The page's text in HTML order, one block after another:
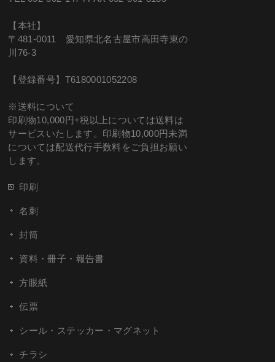
【本社】
〒481-0011 愛知県北名古屋市高田寺東の
川76-3
【登録番号】T6180001052208
※送料について
印刷物10,000円+税以上については送料は
サービスいたします。印刷物10,000円未満
については配送代行手数料をご負担お願い
します。
印刷
名刺
封筒
資料・冊子・報告書
方眼紙
伝票
シール・ステッカー・マグネット
チラシ